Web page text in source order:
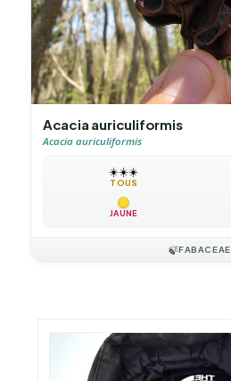
Acacia auriculiformis
Acacia auriculiformis
☀️☀️☀️
TOUS
JAUNE
🍃FABACEAE